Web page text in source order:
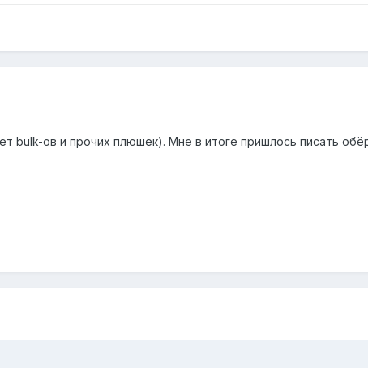
bulk-ов и прочих плюшек). Мне в итоге пришлось писать